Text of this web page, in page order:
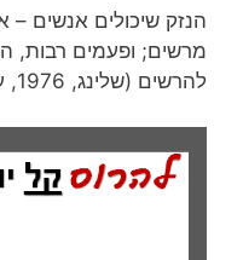
הנזק שיכולים אנשים –
מרשים; ופעמים רבות,
להרשים (שלינג, 1976, ע' 9).